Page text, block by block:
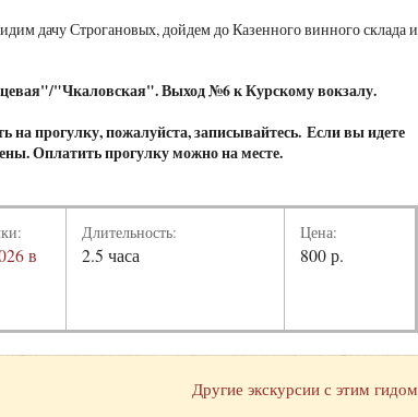
дачу Строгановых, дойдем до Казенного винного склада и
"Чкаловская". Выход №6 к Курскому вокзалу.
на прогулку, пожалуйста, записывайтесь. Если вы идете
Оплатить прогулку можно на месте.
в
Длительность:
2.5 часа
Цена:
800 р.
Другие экскурсии с этим гидом